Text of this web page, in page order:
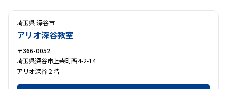
埼玉県 深谷市
アリオ深谷教室
〒366-0052
埼玉県深谷市上柴町西4-2-14
アリオ深谷２階